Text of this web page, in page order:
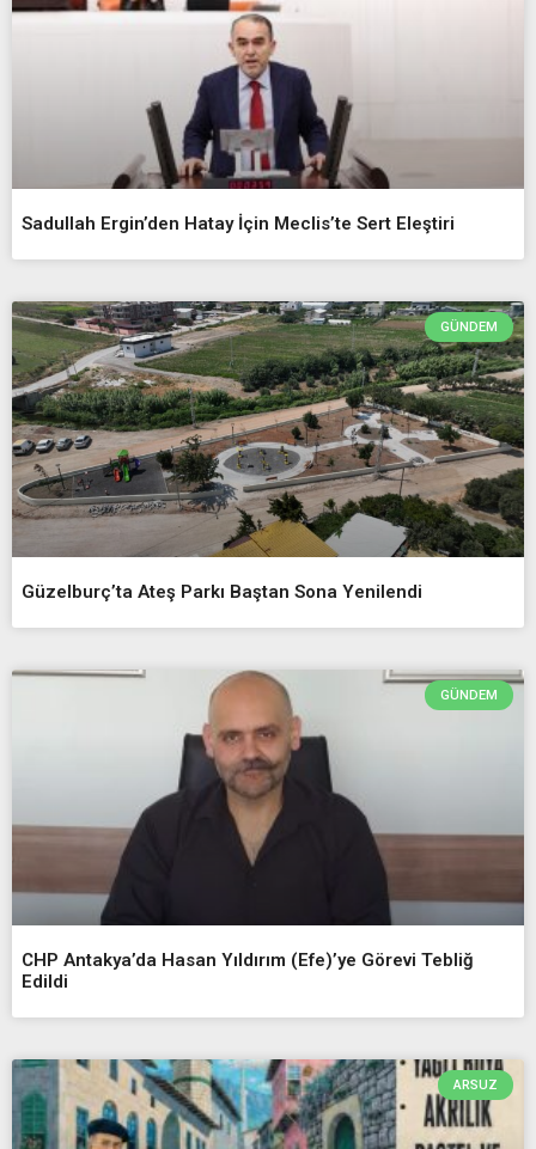
Sadullah Ergin’den Hatay İçin Meclis’te Sert Eleştiri
GÜNDEM
Güzelburç’ta Ateş Parkı Baştan Sona Yenilendi
GÜNDEM
CHP Antakya’da Hasan Yıldırım (Efe)’ye Görevi Tebliğ
Edildi
ARSUZ